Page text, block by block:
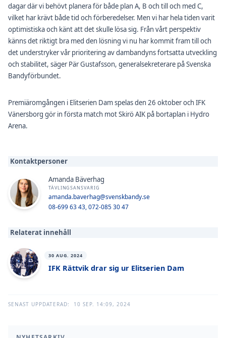
dagar där vi behövt planera för både plan A, B och till och med C,
vilket har krävt både tid och förberedelser. Men vi har hela tiden varit
optimistiska och känt att det skulle lösa sig. Från vårt perspektiv
känns det riktigt bra med den lösning vi nu har kommit fram till och
det understryker vår prioritering av dambandyns fortsatta utveckling
och stabilitet, säger Pär Gustafsson, generalsekreterare på Svenska
Bandyförbundet.
Premiäromgången i Elitserien Dam spelas den 26 oktober och IFK
Vänersborg gör in första match mot Skirö AIK på bortaplan i Hydro
Arena.
Kontaktpersoner
Amanda Bäverhag
TÄVLINGSANSVARIG
amanda.baverhag@svenskbandy.se
08-699 63 43, 072-085 30 47
Relaterat innehåll
30 AUG. 2024
IFK Rättvik drar sig ur Elitserien Dam
SENAST UPPDATERAD: 10 SEP. 14:09, 2024